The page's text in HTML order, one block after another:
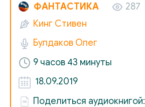
ФАНТАСТИКА
287
Кинг Стивен
Булдаков Олег
9 часов 43 минуты
18.09.2019
Поделиться аудиокнигой: